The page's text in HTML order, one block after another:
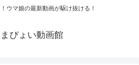
ウマ娘の最新動画が駆け抜ける！
まぴょい動画館